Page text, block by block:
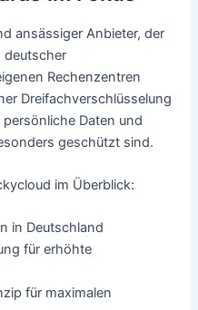
ansässiger Anbieter, der
deutscher
Rechenzentren
Dreifachverschlüsselung
Daten und
geschützt sind.
im Überblick:
in Deutschland
für erhöhte
für maximalen